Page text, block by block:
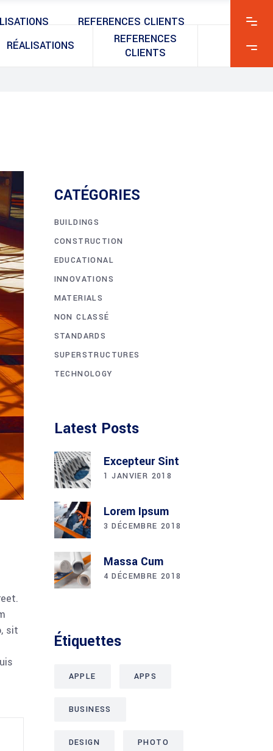
RÉALISATIONS
REFERENCES
CLIENTS
REFERENCES CLIENTS
sit
CATÉGORIES
BUILDINGS
CONSTRUCTION
EDUCATIONAL
INNOVATIONS
MATERIALS
NON CLASSÉ
STANDARDS
SUPERSTRUCTURES
TECHNOLOGY
Latest Posts
Excepteur Sint
1 JANVIER 2018
Lorem Ipsum
3 DÉCEMBRE 2018
Massa Cum
4 DÉCEMBRE 2018
Étiquettes
APPLE APPS
BUSINESS
DESIGN PHOTO